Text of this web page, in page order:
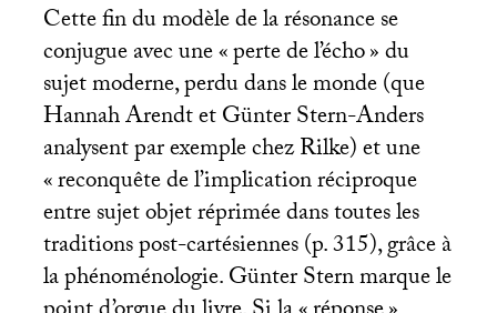
Cette fin du modèle de la résonance se
conjugue avec une «perte de l’écho» du
sujet moderne, perdu dans le monde (que
Hannah Arendt et Günter Stern-Anders
analysent par exemple chez Rilke) et une
«reconquête de l’implication réciproque
entre sujet objet réprimée dans toutes les
traditions post-cartésiennes (p. 315), grâce à
la phénoménologie. Günter Stern marque le